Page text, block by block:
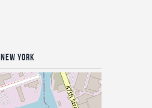
New York